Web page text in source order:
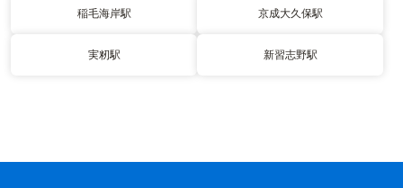
稲毛海岸駅 京成大久保駅
実籾駅 新習志野駅